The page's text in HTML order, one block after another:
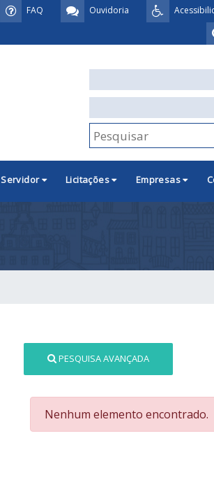
Ouvidoria
FAQ
Servidor Licitações Empresas
PESQUISA AVANÇADA
Nenhum elemento encontrado.